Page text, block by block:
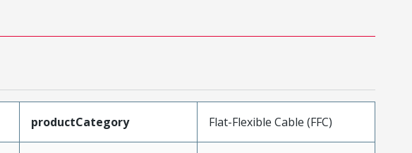
productCategory Flat-Flexible Cable (FFC)